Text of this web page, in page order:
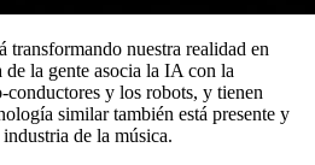
transformando nuestra realidad en
la gente asocia la IA con la
y los robots, y tienen
similar también está presente y
de la música.